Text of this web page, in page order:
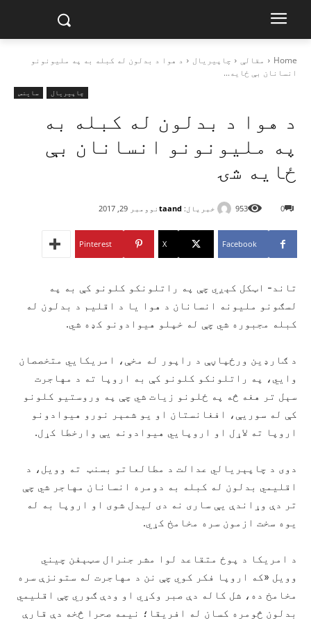
Home مقالې چاپیریال
د هوا د بدلون له کبله به په ملیونونو
انسانان بې ځایه...
چاپیریال ساینس
د هوا د بدلون له کبله به
په ملیونونو انسانان بې
ځایه شۍ
خبریال: taand نوومبر 29, 2017 0
953
Facebook
X
Pinterest
تاند- اټکل کېږي چې په راتلونکو کلونو کې به په
لسګونو ملیونه انسانان د هوا یا د اقلیم د بدلون له
کبله مجبوره شي چې له خپلو هیوادونو کډه شي.
د ګارډین ورځپاڼې د راپور له مخې، امریکايي متخصصان
وايي، په راتلونکو کلونو کې به اروپا ته د مهاجرت
سېل تر هغه څه په ځلونو زیات شي چې په وروستیو کلونو
کې له سوریې، افغانستان او یو شمېر نورو هیوادونو
اروپا ته لاړل او اروپايي هیوادونه یې وارخطا کړل.
دوی د چاپېریالي عدالت د مطالعاتو بسنټ ته وویل، د
اقلیمي بدلون له کبله به دومره انسانان مهاجر شي چې
تر دې وړاندې یې ساری نه دی لیدل شوی او اروپا به له
یوه سخت ازمون سره مخامخ کړي.
د امریکا د پوځ متقاعد لوا مشر جنرال سټېفن چیني
وویل «که اروپا فکر کوي چې نن د مهاجرت له ستونزې سره
مخامخ ده، شل کاله دې صبر وکړي او ودې ګوري چې اقلیمي
بدلون څومره کسان له افریقا؛ نیمه صحرا څخه دې قارې